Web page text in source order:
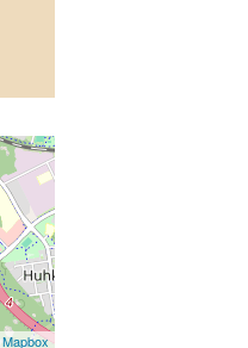
Mapbox